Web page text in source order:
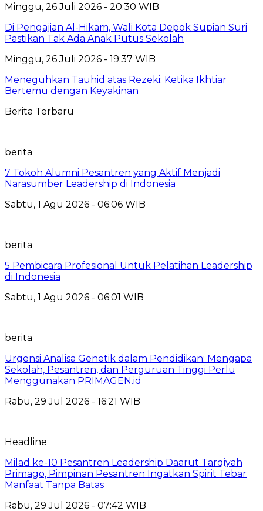
Minggu, 26 Juli 2026 - 20:30 WIB
Di Pengajian Al-Hikam, Wali Kota Depok Supian Suri
Pastikan Tak Ada Anak Putus Sekolah
Minggu, 26 Juli 2026 - 19:37 WIB
Meneguhkan Tauhid atas Rezeki: Ketika Ikhtiar
Bertemu dengan Keyakinan
Berita Terbaru
berita
7 Tokoh Alumni Pesantren yang Aktif Menjadi
Narasumber Leadership di Indonesia
Sabtu, 1 Agu 2026 - 06:06 WIB
berita
5 Pembicara Profesional Untuk Pelatihan Leadership
di Indonesia
Sabtu, 1 Agu 2026 - 06:01 WIB
berita
Urgensi Analisa Genetik dalam Pendidikan: Mengapa
Sekolah, Pesantren, dan Perguruan Tinggi Perlu
Menggunakan PRIMAGEN.id
Rabu, 29 Jul 2026 - 16:21 WIB
Headline
Milad ke-10 Pesantren Leadership Daarut Tarqiyah
Primago, Pimpinan Pesantren Ingatkan Spirit Tebar
Manfaat Tanpa Batas
Rabu, 29 Jul 2026 - 07:42 WIB